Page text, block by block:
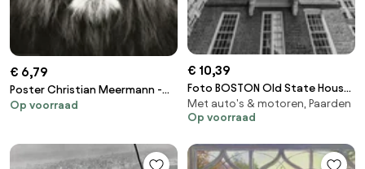
€ 6,79
Poster Christian Meermann -
Löwe Black & White
Op voorraad
€ 10,39
Foto BOSTON Old State House,
Melanie Viola
Met auto's & motoren, Paarden
Op voorraad